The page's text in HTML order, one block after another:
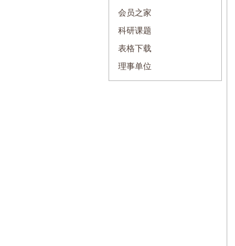
会员之家
科研课题
表格下载
理事单位